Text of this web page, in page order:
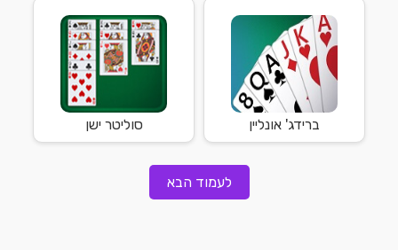
ברידג' אונליין סוליטר ישן
לעמוד הבא